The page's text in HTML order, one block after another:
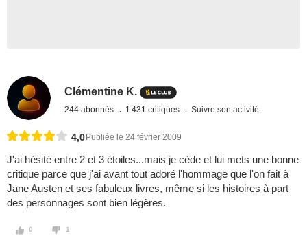
Clémentine K.
244 abonnés 1 431 critiques Suivre son activité
4,0 Publiée le 24 février 2009
J'ai hésité entre 2 et 3 étoiles...mais je cède et lui mets une bonne
critique parce que j'ai avant tout adoré l'hommage que l'on fait à
Jane Austen et ses fabuleux livres, même si les histoires à part
des personnages sont bien légères.
0 1